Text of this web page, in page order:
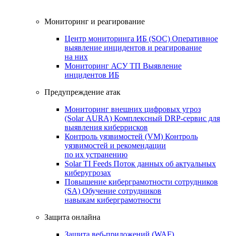
Мониторинг и реагирование
Центр мониторинга ИБ (SOC) Оперативное
выявление инцидентов и реагирование
на них
Мониторинг АСУ ТП Выявление
инцидентов ИБ
Предупреждение атак
Мониторинг внешних цифровых угроз
(Solar AURA) Комплексный DRP-сервис для
выявления киберрисков
Контроль уязвимостей (VM) Контроль
уязвимостей и рекомендации
по их устранению
Solar TI Feeds Поток данных об актуальных
киберугрозах
Повышение киберграмотности сотрудников
(SA) Обучение сотрудников
навыкам киберграмотности
Защита онлайна
Защита веб-приложений (WAF)